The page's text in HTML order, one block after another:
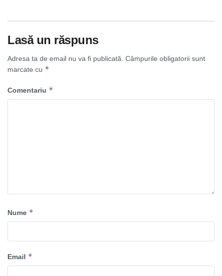
Lasă un răspuns
Adresa ta de email nu va fi publicată. Câmpurile obligatorii sunt
marcate cu *
Comentariu *
Nume *
Email *